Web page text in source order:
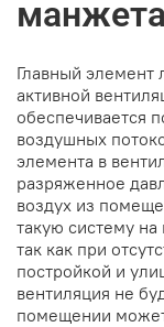
Главный элемент
активной
обеспечивается
воздушных
элемента в
разряженное
воздух из
такую систему на
так как при
постройкой и
вентиляция не
помещении может